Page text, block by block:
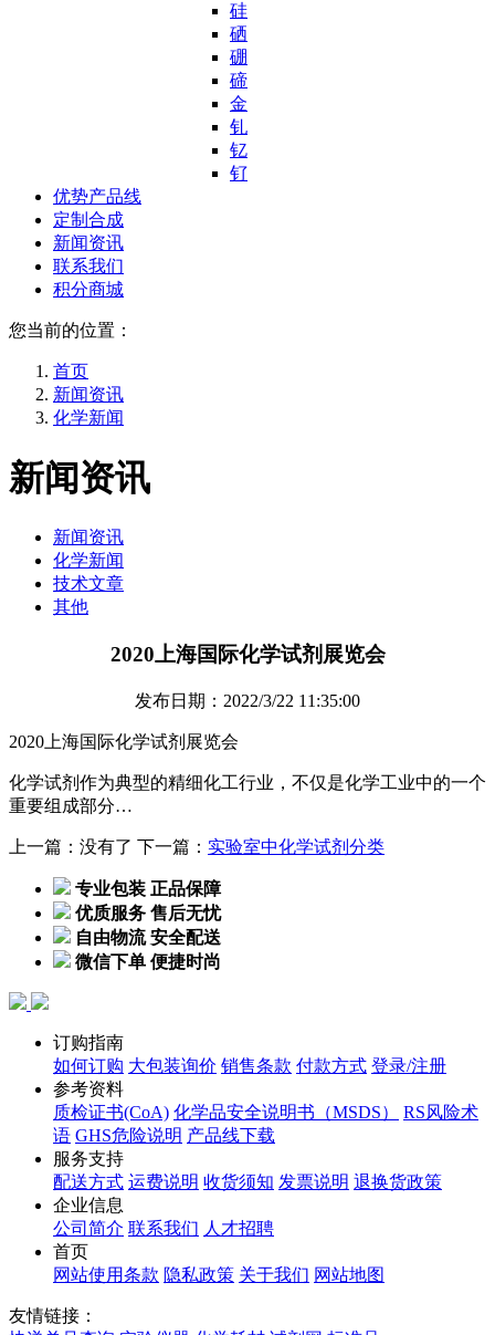
硅
硒
硼
碲
金
钆
钇
钌
优势产品线
定制合成
新闻资讯
联系我们
积分商城
您当前的位置：
首页
新闻资讯
化学新闻
新闻资讯
新闻资讯
化学新闻
技术文章
其他
2020上海国际化学试剂展览会
发布日期：2022/3/22 11:35:00
2020上海国际化学试剂展览会
化学试剂作为典型的精细化工行业，不仅是化学工业中的一个
重要组成部分…
上一篇：没有了 下一篇： 实验室中化学试剂分类
专业包装 正品保障
优质服务 售后无忧
自由物流 安全配送
微信下单 便捷时尚
订购指南
如何订购 大包装询价 销售条款 付款方式 登录/注册
参考资料
质检证书(CoA) 化学品安全说明书（MSDS）
RS风险术
语 GHS危险说明 产品线下载
服务支持
配送方式 运费说明 收货须知 发票说明 退换货政策
企业信息
公司简介 联系我们 人才招聘
首页
网站使用条款 隐私政策 关于我们 网站地图
友情链接：